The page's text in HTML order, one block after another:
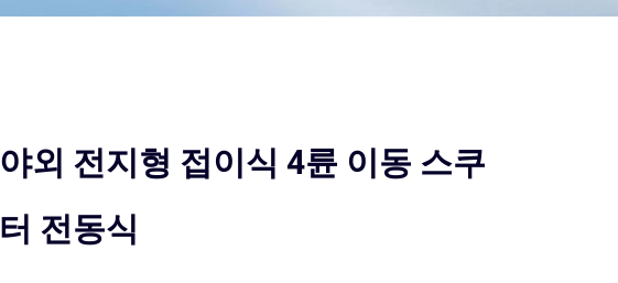
야외 전지형 접이식 4륜 이동 스쿠
터 전동식